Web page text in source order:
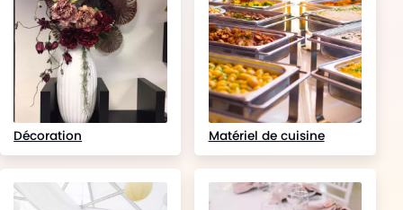
Décoration Matériel de cuisine